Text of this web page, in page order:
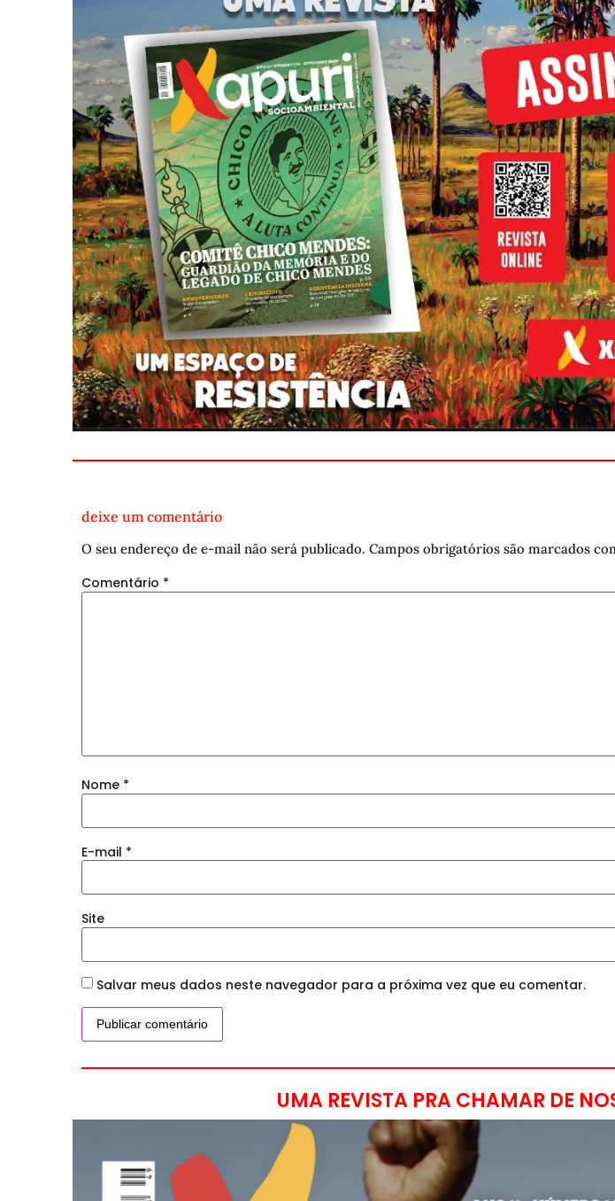
deixe um comentário
O seu endereço de e-mail não será publicado. Campos obrigatórios são marcados
Comentário *
Nome *
E-mail *
Site
Salvar meus dados neste navegador para a próxima vez que eu comentar.
UMA REVISTA PRA CHAMAR DE